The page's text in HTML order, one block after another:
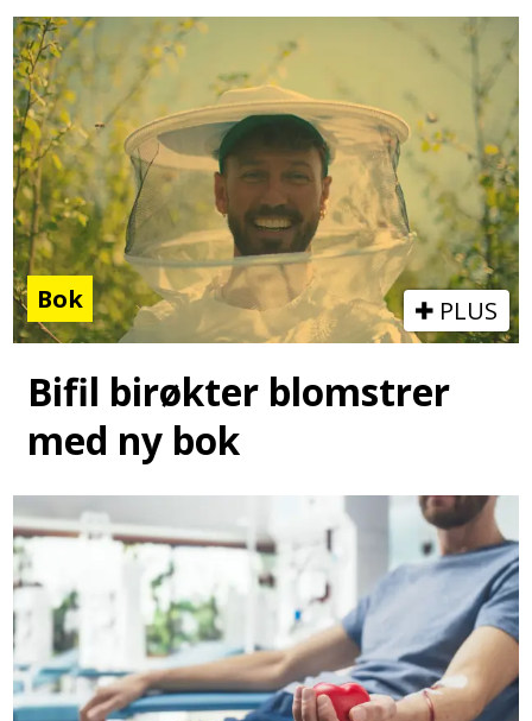
Bok PLUS
Bifil birøkter blomstrer
med ny bok